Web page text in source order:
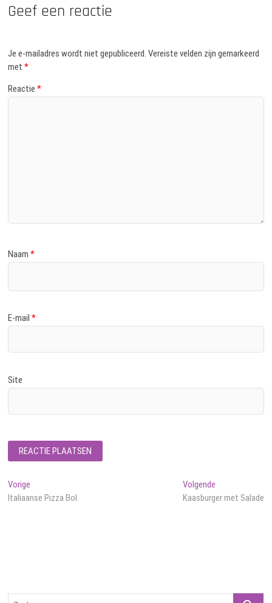
Geef een reactie
Je e-mailadres wordt niet gepubliceerd. Vereiste velden zijn gemarkeerd
met*
Reactie*
Naam*
E-mail*
Site
Bericht
navigatie
Vorige
bericht:
Italiaanse Pizza Bol
VolgendeVolgend
bericht:
Kaasburger met Salade
Zoeken